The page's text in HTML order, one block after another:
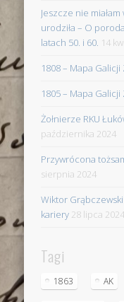
Jeszcze nie
urodziła – O
latach 50. i 60. 14
1808 – Mapa
1805 – Mapa
Żołnierze RKU
października 2024
Przywrócona
sierpnia 2024
Wiktor
kariery 28 lipca 2024
Tagi
1863 AK